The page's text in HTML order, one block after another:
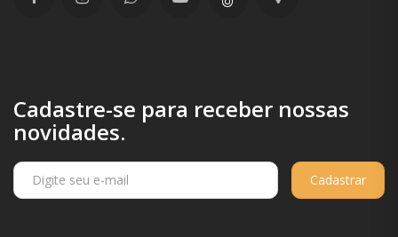
Cadastre-se para receber nossas
novidades.
Cadastrar